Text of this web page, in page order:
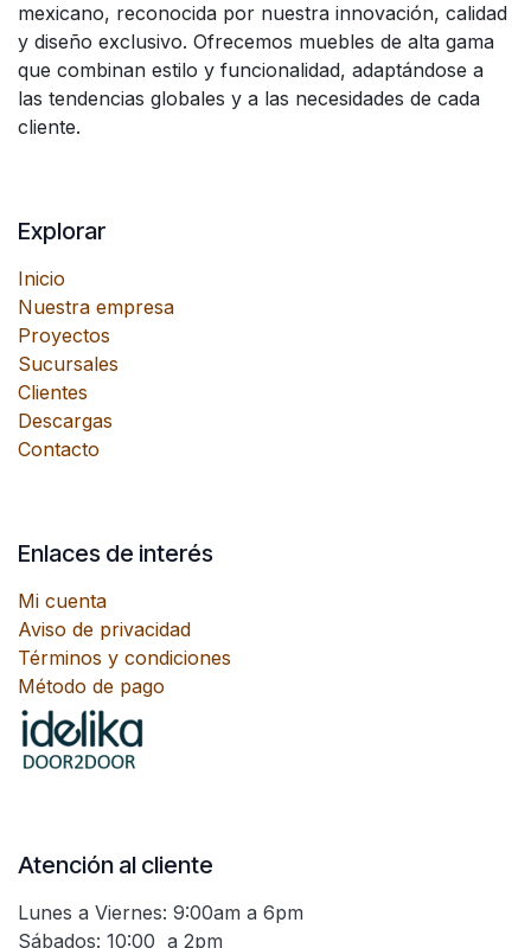
mexicano, reconocida por nuestra innovación, calidad
y diseño exclusivo. Ofrecemos muebles de alta gama
que combinan estilo y funcionalidad, adaptándose a
las tendencias globales y a las necesidades de cada
cliente.
Explorar
Inicio
Nuestra empresa
Proyectos
Sucursales
Clientes
Descargas
Contacto
Enlaces de interés
Mi cuenta
Aviso de privacidad
Términos y condiciones
Método de pago
Atención al cliente
Lunes a Viernes: 9:00am a 6pm
Sábados: 10:00 a 2pm